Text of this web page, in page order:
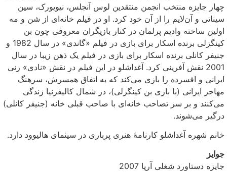
چهار جایزه منتخب انجمن منتقدین لوس آنجلس، نیویورک، سین
سیناتی و آن‌لایم را از آن خود کرد. او در فیلم خانه‌ای از شن و مه
اولین ساخته وادیم پرلمان در کنار بازیگران معروفی چون بن
کینگزلی برنده اسکار برای بازی در فیلم «گاندی» در سال 1982 و
جنیفر کانلی برنده اسکار برای بازی در فیلم یک ذهن زیبا در سال
2001 نقش آفرینی کرد. آغداشلو در این فیلم در نقش «نادی» زنی
ایرانی و افسرده را بازی می‌کند که به اتفاق همسرش، سرهنگ
مهاجر ایرانی (با بازی بن کینگزلی)، در شمال کالیفرنیا زندگی
می‌کنند و بر سر تصاحب خانه‌ای با صاحب قبلی خانه (جنیفر کانلی)
درگیر می‌شوند.
خانم شهره آغداشلو کارنامهٔ هنری پرباری در سینمای هالیوود دارد.
جوایز
جایزه دستاورد شغلی آرپا 2007